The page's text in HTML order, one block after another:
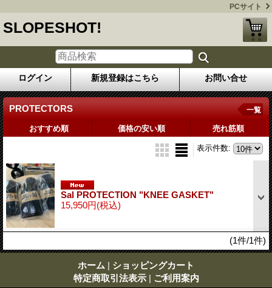
PCサイト
SLOPESHOT!
ログイン 新規登録はこちら お問い合せ
PROTECTORS 一覧
おすすめ順 価格の安い順 売れ筋順
表示件数:
Sal PROTECTION "KNEE GASKET"
15,950円(税込)
(1件/1件)
ホーム | ショッピングカート
特定商取引法表示 | ご利用案内